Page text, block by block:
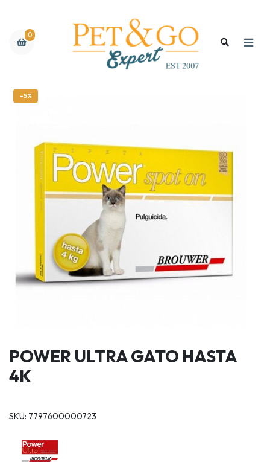
0
-5%
POWER ULTRA GATO HASTA
4K
SKU: 7797600000723